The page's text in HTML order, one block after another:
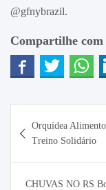
@gfnybrazil.
Compartilhe com
de
Post
Orquídea
Treino Solidário
CHUVAS NO RS